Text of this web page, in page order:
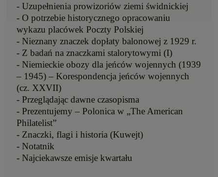
- Uzupełnienia prowizoriów ziemi świdnickiej
- O potrzebie historycznego opracowaniu
wykazu placówek Poczty Polskiej
- Nieznany znaczek dopłaty balonowej z 1929 r.
- Z badań na znaczkami stalorytowymi (I)
- Niemieckie obozy dla jeńców wojennych (1939
– 1945) – Korespondencja jeńców wojennych
(cz. XXVII)
- Przeglądając dawne czasopisma
- Prezentujemy – Polonica w „The American
Philatelist”
- Znaczki, flagi i historia (Kuwejt)
- Notatnik
- Najciekawsze emisje kwartału